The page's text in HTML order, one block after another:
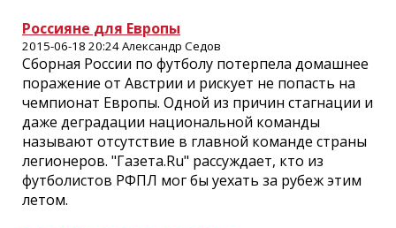
Россияне для Европы
2015-06-18 20:24 Александр Седов
Сборная России по футболу потерпела домашнее
поражение от Австрии и рискует не попасть на
чемпионат Европы. Одной из причин стагнации и
даже деградации национальной команды
называют отсутствие в главной команде страны
легионеров. "Газета.Ru" рассуждает, кто из
футболистов РФПЛ мог бы уехать за рубеж этим
летом.